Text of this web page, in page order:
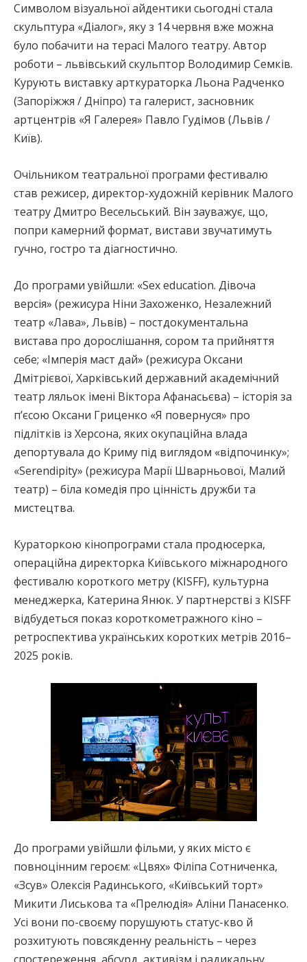
Символом візуальної айдентики сьогодні стала
скульптура «Діалог», яку з 14 червня вже можна
було побачити на терасі Малого театру. Автор
роботи – львівський скульптор Володимир Семків.
Курують виставку арткураторка Льона Радченко
(Запоріжжя / Дніпро) та галерист, засновник
артцентрів «Я Галерея» Павло Гудімов (Львів /
Київ).
Очільником театральної програми фестивалю
став режисер, директор-художній керівник Малого
театру Дмитро Весельський. Він зауважує, що,
попри камерний формат, вистави звучатимуть
гучно, гостро та діагностично.
До програми увійшли: «Sex education. Дівоча
версія» (режисура Ніни Захоженко, Незалежний
театр «Лава», Львів) – постдокументальна
вистава про дорослішання, сором та прийняття
себе; «Імперія маст дай» (режисура Оксани
Дмітрієвої, Харківський державний академічний
театр ляльок імені Віктора Афанасьєва) – історія за
п’єсою Оксани Гриценко «Я повернуся» про
підлітків із Херсона, яких окупаційна влада
депортувала до Криму під виглядом «відпочинку»;
«Serendipity» (режисура Марії Шварньової, Малий
театр) – біла комедія про цінність дружби та
мистецтва.
Кураторкою кінопрограми стала продюсерка,
операційна директорка Київського міжнародного
фестивалю короткого метру (KISFF), культурна
менеджерка, Катерина Янюк. У партнерстві з KISFF
відбудеться показ короткометражного кіно –
ретроспектива українських коротких метрів 2016–
2025 років.
До програми увійшли фільми, у яких місто є
повноцінним героєм: «Цвях» Філіпа Сотниченка,
«Зсув» Олексія Радинського, «Київський торт»
Микити Лиськова та «Прелюдія» Аліни Панасенко.
Усі вони по-своєму порушують статус-кво й
розхитують повсякденну реальність – через